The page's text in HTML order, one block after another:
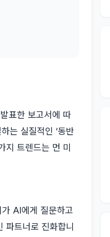
표한 보고서에 따
는 실질적인 ‘동반
지 트렌드는 먼 미
AI에게 질문하고
파트너로 진화합니